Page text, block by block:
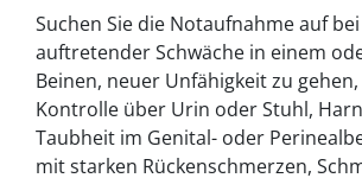
Suchen Sie die Notaufnahme auf
auftretender Schwäche in einem
Beinen, neuer Unfähigkeit zu
Kontrolle über Urin oder Stuhl,
Taubheit im Genital- oder
mit starken Rückenschmerzen,